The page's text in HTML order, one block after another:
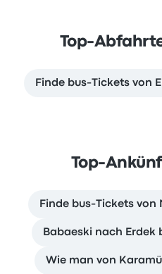
Top-
Finde bus-Tickets von
Top-
Finde bus-Tickets von
Babaeski nach Erdek
Wie man von